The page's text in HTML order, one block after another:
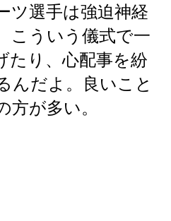
ツ選手は強迫神経
こういう儀式で一
たり、心配事を紛
んだよ。良いこと
が多い。